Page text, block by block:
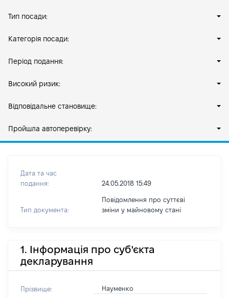
Тип посади:
Категорія посади:
Період подання:
Високий ризик:
Відповідальне становище:
Пройшла автоперевірку:
Дата та час
подання:
24.05.2018 15:49
Тип документа:
Повідомлення про суттєві
зміни y майновому стані
1. Інформація про суб'єкта
декларування
Прізвище: Науменко